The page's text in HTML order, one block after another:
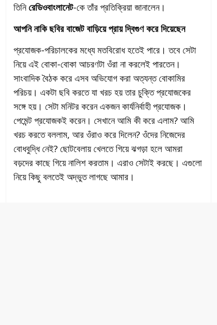
তিনিরেডিওবাংলানেট-কে তাঁর প্রতিক্রিয়া জানালেন।
আপনি নাকি ছবির বাজেট বাড়িয়ে প্রায় দ্বিগুণ করে দিয়েছেন
প্রযোজক-পরিচালকের মধ্যে মতবিরোধ হতেই পারে। তবে সেটা
নিয়ে এই বোকা-বোকা আচরণটা ওঁরা না করলেই পারতেন।
সাংবাদিক বৈঠক করে এসব অভিযোগ করা অত্যন্ত বোকামির
পরিচয়। একটা ছবি করতে যা খরচ হয় তার চুক্তি প্রযোজকের
সঙ্গে হয়। সেটা মনিটর করেন একজন কার্যনির্বাহী প্রযোজক।
পেমেন্ট প্রযোজকই করেন। সেখানে আমি কী করে এলাম? আমি
খরচ করতে বললাম, আর ওঁরাও করে দিলেন? ওঁদের নিজেদের
বোধবুদ্ধি নেই? ছোটবেলায় খেলতে গিয়ে ঝগড়া হলে আমরা
বড়দের কাছে গিয়ে নালিশ করতাম। এরাও সেটাই করছে। এগুলো
নিয়ে কিছু বলতেই অদ্ভুত লাগছে আমার।